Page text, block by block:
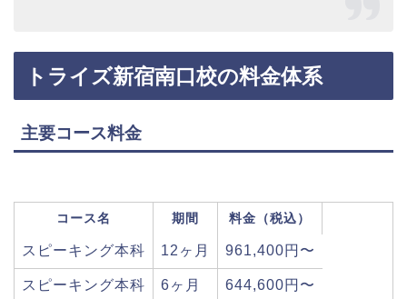
トライズ新宿南口校の料金体系
主要コース料金
コース名 期間 料金（税込）
スピーキング本科 12ヶ月 961,400円〜
スピーキング本科 6ヶ月 644,600円〜